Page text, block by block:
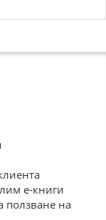
е-книги
ползване на